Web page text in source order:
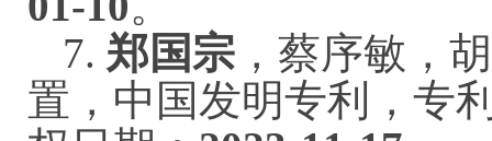
7. 郑国宗 ，蔡序敏，
置，中国发明专利，专